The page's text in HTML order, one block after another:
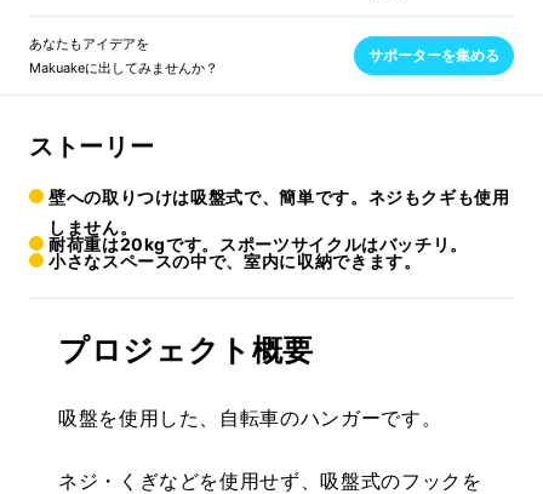
あなたもアイデアを
Makuakeに出してみませんか？
サポーターを集める
ストーリー
壁への取りつけは吸盤式で、簡単です。ネジもクギも使用
しません。
耐荷重は20kgです。スポーツサイクルはバッチリ。
小さなスペースの中で、室内に収納できます。
プロジェクト概要
吸盤を使用した、自転車のハンガーです。
ネジ・くぎなどを使用せず、吸盤式のフックを